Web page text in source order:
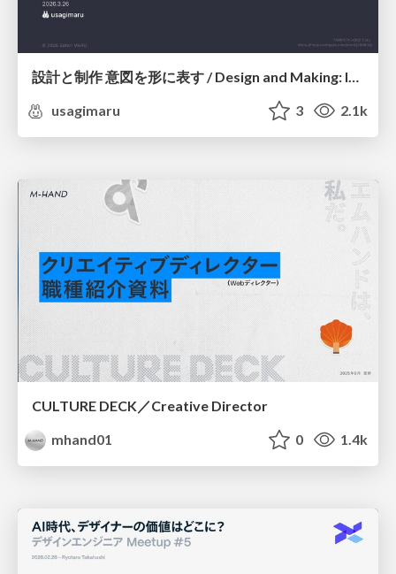
usagimaru
3 2.1k
CULTURE DECK／Creative Director
mhand01
0 1.4k